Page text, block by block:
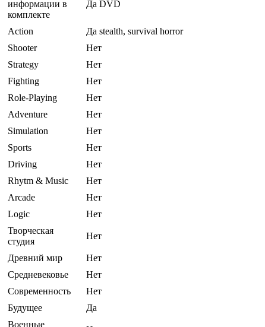
информации в
комплекте
Да DVD
Action
Да stealth, survival horror
Shooter
Нет
Strategy
Нет
Fighting
Нет
Role-Playing
Нет
Adventure
Нет
Simulation
Нет
Sports
Нет
Driving
Нет
Rhytm & Music
Нет
Arcade
Нет
Logic
Нет
Творческая
студия
Нет
Древний мир
Нет
Средневековье
Нет
Современность
Нет
Будущее
Да
Военные